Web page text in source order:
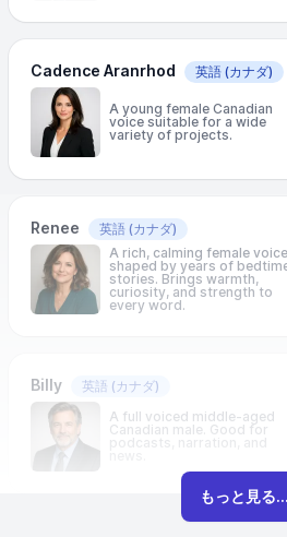
Cadence Aranrhod 英語 (カナダ)
A young female Canadian
voice suitable for a wide
variety of projects.
Renee 英語 (カナダ)
A rich, calming female voice
shaped by years of
stories. Brings warmth,
curiosity, and strength to
every word.
Billy 英語 (カナダ)
A full voiced middle-aged
Canadian male. Good for
podcasts, narration, and
もっと見る...